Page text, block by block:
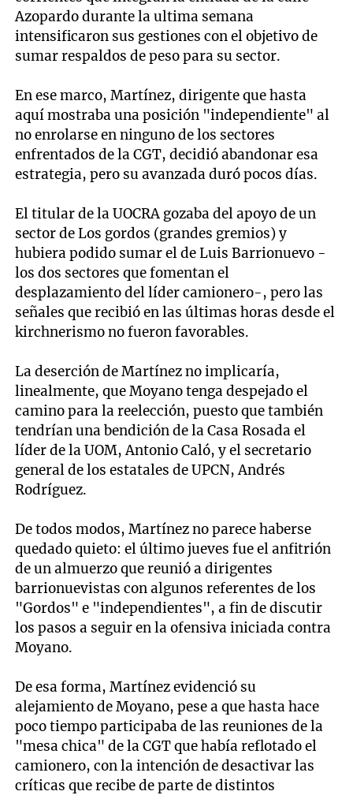
Azopardo durante la ultima semana
intensificaron sus gestiones con el objetivo de
sumar respaldos de peso para su sector.
En ese marco, Martínez, dirigente que hasta
aquí mostraba una posición "independiente" al
no enrolarse en ninguno de los sectores
enfrentados de la CGT, decidió abandonar esa
estrategia, pero su avanzada duró pocos días.
El titular de la UOCRA gozaba del apoyo de un
sector de Los gordos (grandes gremios) y
hubiera podido sumar el de Luis Barrionuevo -
los dos sectores que fomentan el
desplazamiento del líder camionero-, pero las
señales que recibió en las últimas horas desde el
kirchnerismo no fueron favorables.
La deserción de Martínez no implicaría,
linealmente, que Moyano tenga despejado el
camino para la reelección, puesto que también
tendrían una bendición de la Casa Rosada el
líder de la UOM, Antonio Caló, y el secretario
general de los estatales de UPCN, Andrés
Rodríguez.
De todos modos, Martínez no parece haberse
quedado quieto: el último jueves fue el anfitrión
de un almuerzo que reunió a dirigentes
barrionuevistas con algunos referentes de los
"Gordos" e "independientes", a fin de discutir
los pasos a seguir en la ofensiva iniciada contra
Moyano.
De esa forma, Martínez evidenció su
alejamiento de Moyano, pese a que hasta hace
poco tiempo participaba de las reuniones de la
"mesa chica" de la CGT que había reflotado el
camionero, con la intención de desactivar las
críticas que recibe de parte de distintos